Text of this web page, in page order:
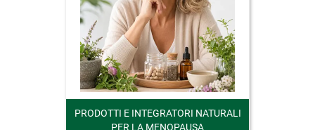
PRODOTTI E INTEGRATORI NATURALI
PER LA MENOPAUSA